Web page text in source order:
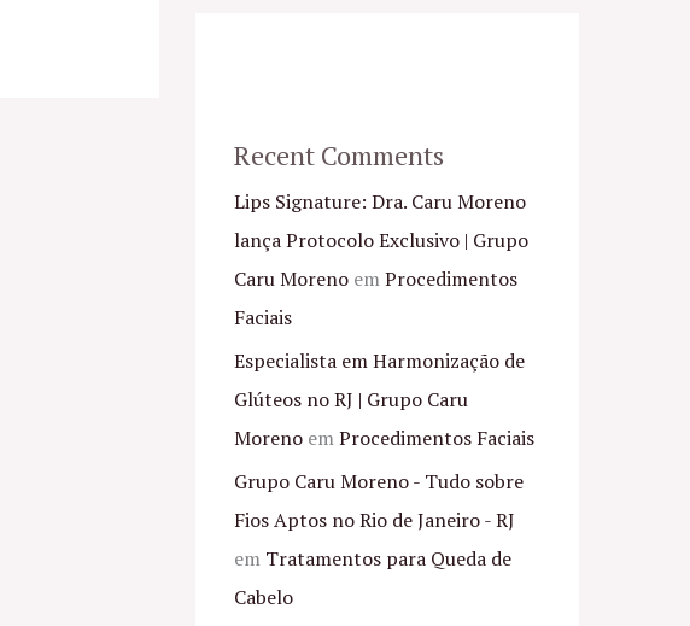
Recent Comments
Lips Signature: Dra. Caru Moreno
lança Protocolo Exclusivo | Grupo
Caru Moreno emProcedimentos
Faciais
Especialista em Harmonização de
Glúteos no RJ | Grupo Caru
Moreno emProcedimentos Faciais
Grupo Caru Moreno - Tudo sobre
Fios Aptos no Rio de Janeiro - RJ
em Tratamentos para Queda de
Cabelo